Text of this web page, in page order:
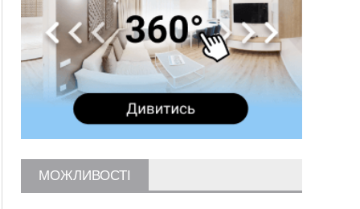
постраждалі, пошкоджено цивільне
підприємство
Верховний суд повернув державі 1,5 га лісу із
трьома ставками в Івано-Франківській
громаді
На Каскаді замість веж планують зробити
сквер з дитмайданчиком
09:09
35 цимбалістів на Говерлі встановили
Рекорд України
МОЖЛИВОСТІ